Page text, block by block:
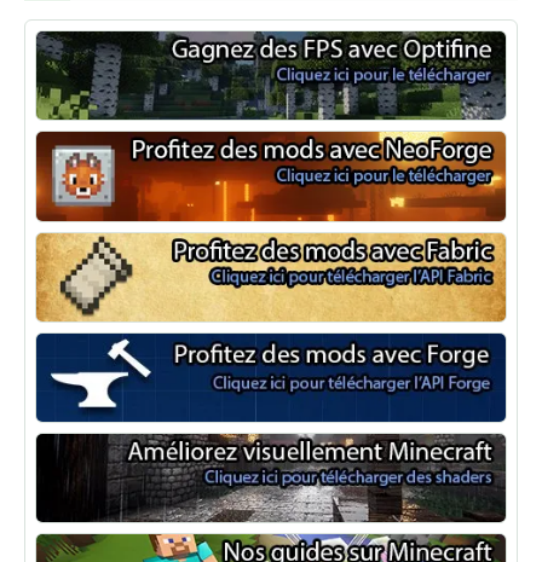
Optifine
NeoForge
Minecraft Fabric
Minecraft Forge
Shaders Minecraft